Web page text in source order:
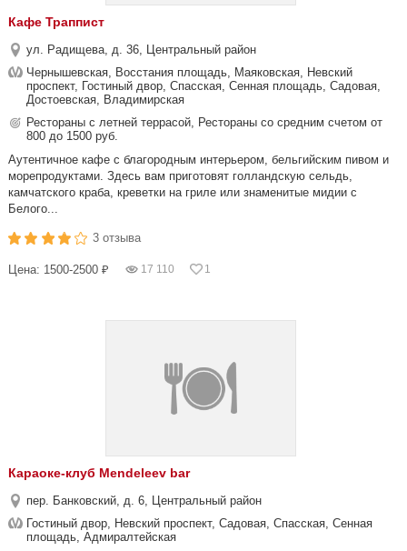
Кафе Траппист
ул. Радищева, д. 36, Центральный район
Чернышевская, Восстания площадь, Маяковская, Невский
проспект, Гостиный двор, Спасская, Сенная площадь, Садовая,
Достоевская, Владимирская
Рестораны с летней террасой, Рестораны со средним счетом от
800 до 1500 руб.
Аутентичное кафе с благородным интерьером, бельгийским пивом и
морепродуктами. Здесь вам приготовят голландскую сельдь,
камчатского краба, креветки на гриле или знаменитые мидии с
Белого...
3 отзыва
Цена: 1500-2500 ₽ 17 110 1
Караоке-клуб Mendeleev bar
пер. Банковский, д. 6, Центральный район
Гостиный двор, Невский проспект, Садовая, Спасская, Сенная
площадь, Адмиралтейская